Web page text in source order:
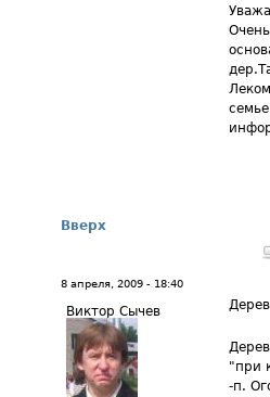
Вверх
8 апреля, 2009 - 18:40
Виктор Сычев
"при
-п.